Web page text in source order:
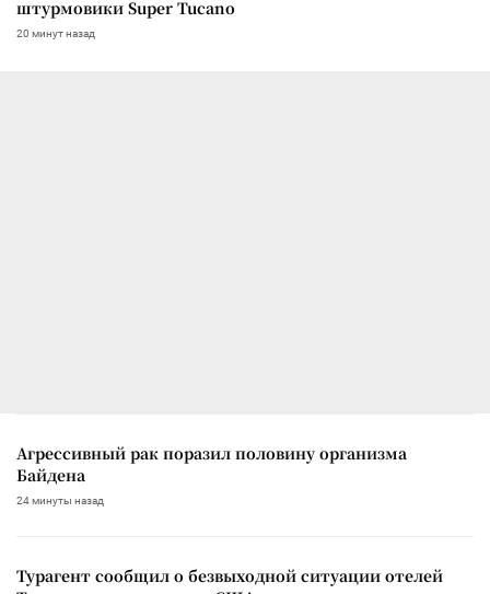
штурмовики Super Tucano
20 минут назад
Агрессивный рак поразил половину организма
Байдена
24 минуты назад
Турагент сообщил о безвыходной ситуации отелей